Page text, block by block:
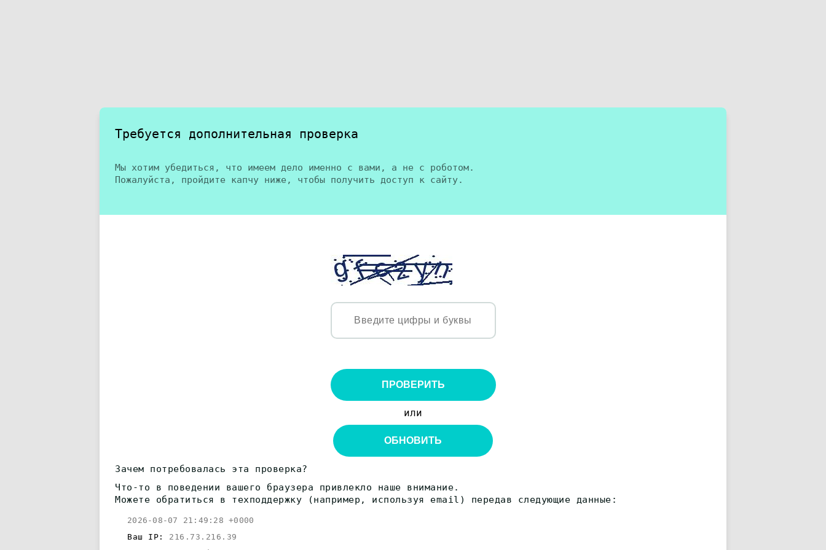
Требуется дополнительная проверка
Мы хотим убедиться, что имеем дело именно с вами, а не с роботом.
Пожалуйста, пройдите капчу ниже, чтобы получить доступ к сайту.
ПРОВЕРИТЬ
или
ОБНОВИТЬ
Зачем потребовалась эта проверка?
Что-то в поведении вашего браузера привлекло наше внимание.
Можете обратиться в техподдержку (например, используя email) передав следующие данные:
2026-08-07 21:49:28 +0000
Ваш IP: 216.73.216.39